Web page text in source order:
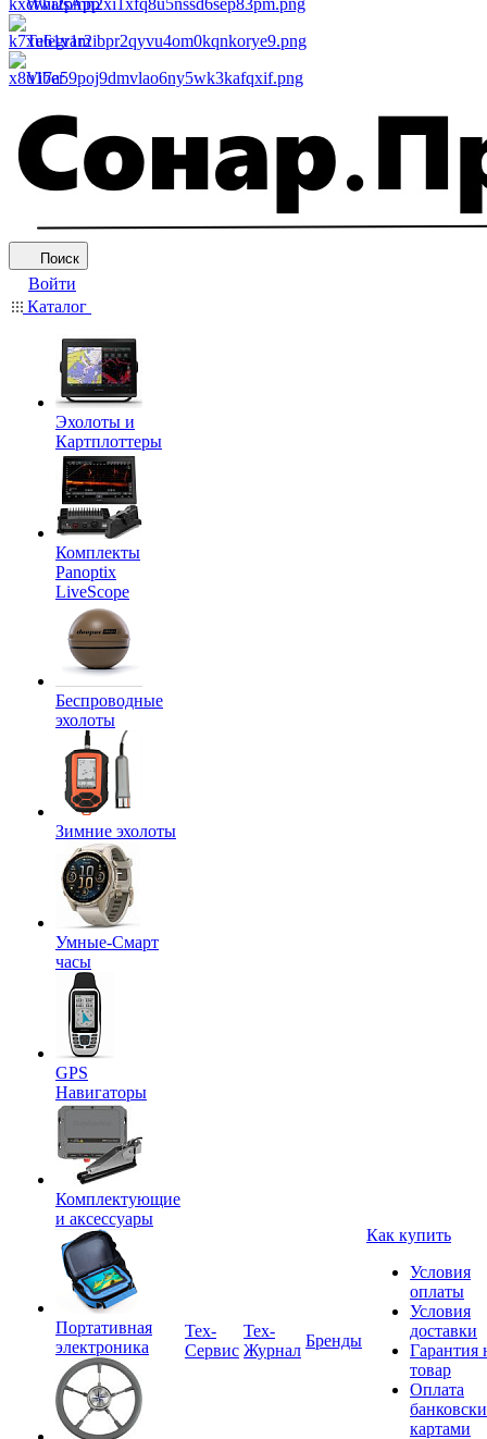
WhatsApp
Telegram
Viber
Поиск
Войти
Каталог
Эхолоты и
Картплоттеры
Комплекты
Panoptix
LiveScope
Беспроводные
эхолоты
Зимние эхолоты
Умные-Смарт
часы
GPS
Навигаторы
Комплектующие
и аксессуары
Портативная
электроника
Tex-
Сервис
Тех-
Журнал
Бренды
Как купить
Условия
оплаты
Условия
доставки
Гарантия
товар
Оплата
картами